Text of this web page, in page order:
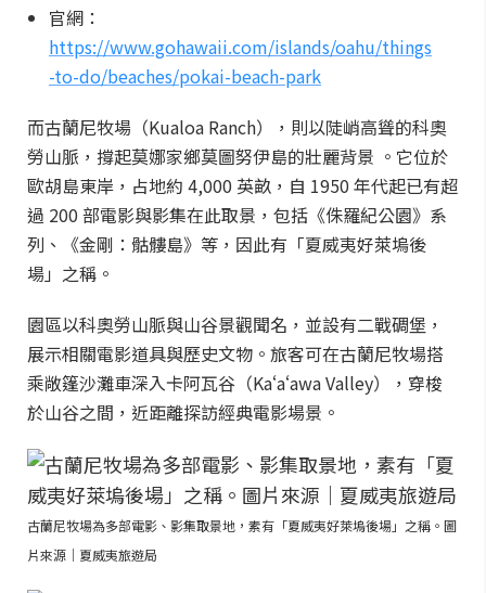
官網：
https://www.gohawaii.com/islands/oahu/things
-to-do/beaches/pokai-beach-park
而古蘭尼牧場（Kualoa Ranch），則以陡峭高聳的科奧
勞山脈，撐起莫娜家鄉莫圖努伊島的壯麗背景 。它位於
歐胡島東岸，占地約 4,000 英畝，自 1950 年代起已有超
過 200 部電影與影集在此取景，包括《侏羅紀公園》系
列、《金剛：骷髏島》等，因此有「夏威夷好萊塢後
場」之稱。
園區以科奧勞山脈與山谷景觀聞名，並設有二戰碉堡，
展示相關電影道具與歷史文物。旅客可在古蘭尼牧場搭
乘敞篷沙灘車深入卡阿瓦谷（Kaʻaʻawa Valley），穿梭
於山谷之間，近距離探訪經典電影場景。
古蘭尼牧場為多部電影、影集取景地，素有「夏威夷好萊塢後場」之稱。圖
片來源｜夏威夷旅遊局